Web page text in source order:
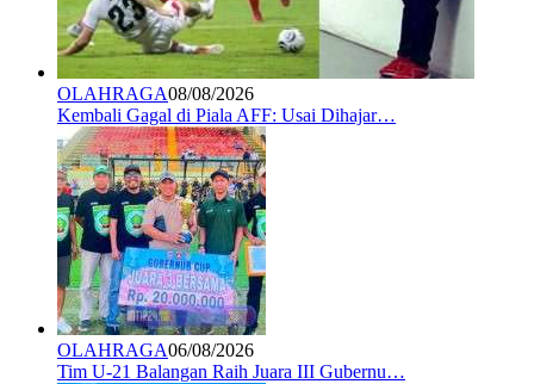
OLAHRAGA08/08/2026
Kembali Gagal di Piala AFF: Usai Dihajar…
OLAHRAGA06/08/2026
Tim U-21 Balangan Raih Juara III Gubernu…